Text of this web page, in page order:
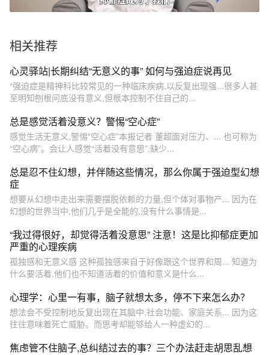
相关推荐
心灵驿站|长期纠结“无意义的事” 如何与强迫症说再见
“强迫症是精神科比较常见的一种临床疾病,以反复出现强...很多人甚
至明知刨根问底没有意义,但根本控制不住自己的...
总是感觉活着没意义？警惕“空心症”
感觉生活无意义,警惕“空心症”本报记者 董超面对压力、... 也可称为
“空心病”。会让人感觉“活着没有意思”,缺少...
总是忍不住幻想，并伴随这些情况，那么你属于强迫型幻想
症
想要从幻想中走出来需要摆脱依赖的力量,但个体对事物产... 因为在
幻想的世界当中,他们几乎是全能的,没有什么事情是...
“我过得很好，却觉得活着没意思” 注意！这是比抑郁症更加
严重的心理疾病
孤独感和无意义感 这种孤独感来自于好像跟这个世界和周... 知道为
什么要活着,他们也不知道活着的价值和意义是什么...
心理学：心里一有事，脑子就想太多，停不下来怎么办？
想法会不受控制地反复出现在其脑中,社会功能、家庭关系... 因为这
往往意味着死亡威胁。而思考却能够给人一种虚幻的...
焦虑管不住脑子,总纠结过去的事？三个办法赶走胡思乱想